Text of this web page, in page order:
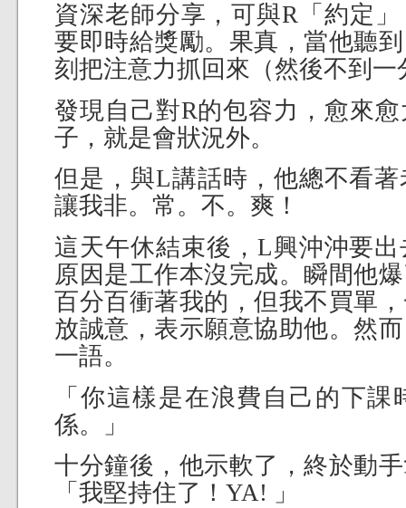
資深老師分享，可與R「約定
要即時給獎勵。果真，當他聽
刻把注意力抓回來（然後不到
發現自己對R的包容力，愈來
子，就是會狀況外。
但是，與L講話時，他總不看
讓我非。常。不。爽！
這天午休結束後，L興沖沖要
原因是工作本沒完成。瞬間他
百分百衝著我的，但我不買單
放誠意，表示願意協助他。然
一語。
「你這樣是在浪費自己的下
係。」
十分鐘後，他示軟了，終於動
「我堅持住了！YA! 」